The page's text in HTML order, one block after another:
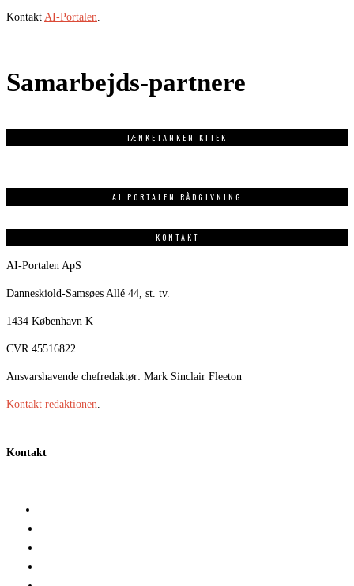
Kontakt AI-Portalen
Samarbejds-partnere
TÆNKETANKEN KITEK
AI PORTALEN RÅDGIVNING
KONTAKT
AI-Portalen ApS
Danneskiold-Samsøes Allé 44, st. tv.
1434 København K
CVR 45516822
Ansvarshavende chefredaktør: Mark Sinclair Fleeton
Kontakt redaktionen.
Kontakt